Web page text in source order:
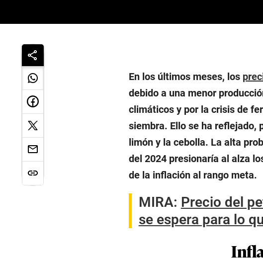
En los últimos meses, los
debido a una menor
climáticos y por la crisis de
siembra. Ello se ha reflejado,
limón y la cebolla. La alta
del 2024 presionaría al alza
de la inflación al rango meta.
MIRA: Precio del
se espera para lo